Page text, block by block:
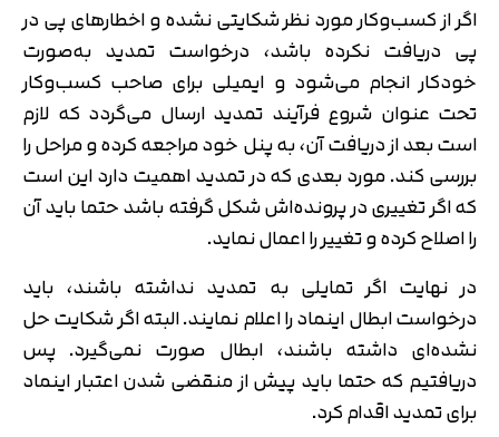
اگر از کسب‌وکار مورد نظر شکایتی نشده و اخطارهای پی‌ در
پی دریافت نکرده‌ باشد، درخواست تمدید به‌صورت
خودکار انجام می‌شود و ایمیلی برای صاحب کسب‌وکار
تحت عنوان شروع‌ فرآیند تمدید ارسال می‌گردد که لازم
است بعد از دریافت آن، به پنل خود مراجعه کرده و مراحل را
بررسی کند. مورد بعدی که در تمدید اهمیت دارد این است
که اگر تغییری در پرونده‌اش شکل گرفته باشد حتما باید آن
را اصلاح کرده و تغییر را اعمال نماید.
در نهایت اگر تمایلی به تمدید نداشته باشند، باید
درخواست ابطال اینماد را اعلام نمایند. البته اگر شکایت حل
نشده‌ای داشته باشند، ابطال صورت نمی‌گیرد. پس
دریافتیم که حتما باید پیش از منقضی شدن اعتبار اینماد
برای تمدید اقدام کرد.